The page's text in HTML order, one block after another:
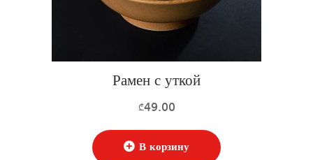
Рамен с уткой
₾49.00
В корзину